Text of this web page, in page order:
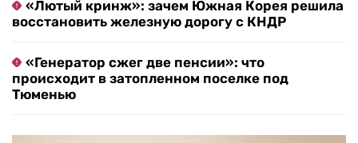
«Лютый кринж»: зачем Южная Корея решила
восстановить железную дорогу с КНДР
«Генератор сжег две пенсии»: что
происходит в затопленном поселке под
Тюменью